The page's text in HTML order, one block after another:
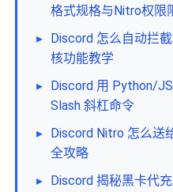
格式规格与Nitro权限
▸ Discord 怎么自动拦
核功能教学
▸ Discord 用 Python/
Slash 斜杠命令
▸ Discord Nitro 怎么送
全攻略
▸ Discord 揭秘黑卡代